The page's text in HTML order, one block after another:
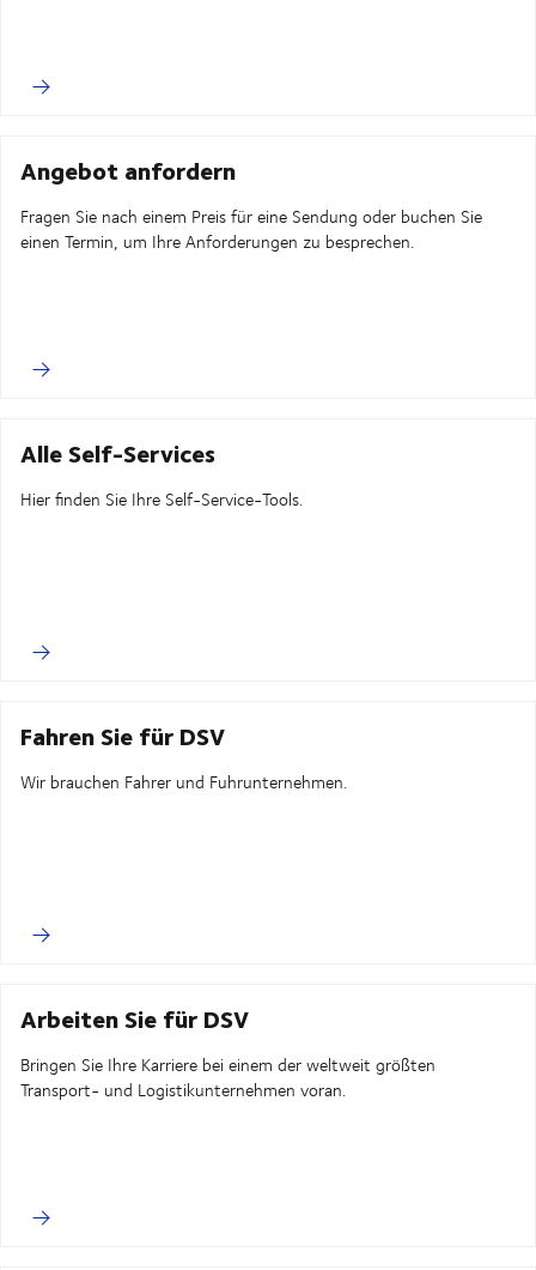
Angebot anfordern
Fragen Sie nach einem Preis für eine Sendung oder buchen Sie
einen Termin, um Ihre Anforderungen zu besprechen.
Alle Self-Services
Hier finden Sie Ihre Self-Service-Tools.
Fahren Sie für DSV
Wir brauchen Fahrer und Fuhrunternehmen.
Arbeiten Sie für DSV
Bringen Sie Ihre Karriere bei einem der weltweit größten
Transport- und Logistikunternehmen voran.